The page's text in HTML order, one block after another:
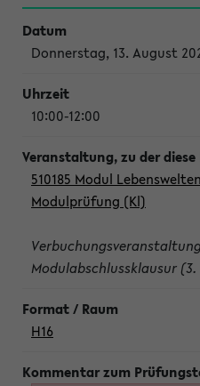
Donnerstag, 13. August
10:00-12:00
510185 Modul
Modulprüfung (Kl)
Modulabschlussklausur (3.
H16